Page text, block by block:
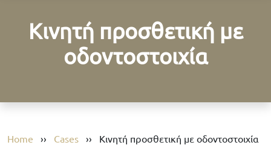
Κινητή προσθετική με
οδοντοστοιχία
Home ›› Cases ›› Κινητή προσθετική με οδοντοστοιχία